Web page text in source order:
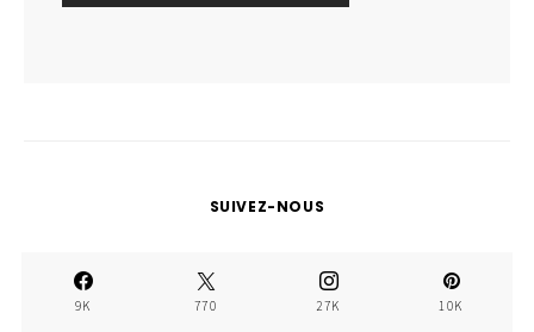
SUIVEZ-NOUS
9K 770 27K 10K